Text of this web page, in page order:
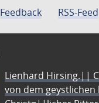
Feedback
RSS-Feed
Lienhard Hirsing.||
von dem